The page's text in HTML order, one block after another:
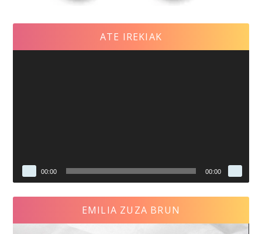
ATE IREKIAK
00:00 00:00
EMILIA ZUZA BRUN